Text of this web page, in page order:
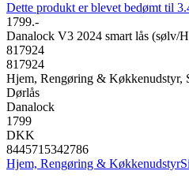
Dette produkt er blevet bedømt til
1799.-
Danalock V3 2024 smart lås (sølv/
817924
817924
Hjem, Rengøring & Køkkenudstyr,
Dørlås
Danalock
1799
DKK
8445715342786
Hjem, Rengøring & Køkkenudstyr